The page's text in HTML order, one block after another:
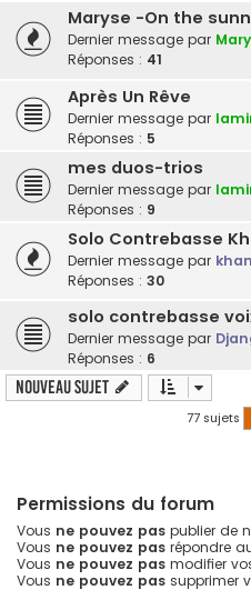
Maryse -On the
Dernier message par
Réponses : 41
Après Un Rêve
Dernier message par
Réponses : 5
mes duos-trios
Dernier message par
Réponses : 9
Solo Contrebasse
Dernier message par
Réponses : 30
solo contrebasse
Dernier message par
Réponses : 6
Nouveau sujet
77 sujets
Permissions du forum
Vous ne pouvez pas publier de
Vous ne pouvez pas répondre
Vous ne pouvez pas modifier
Vous ne pouvez pas supprimer